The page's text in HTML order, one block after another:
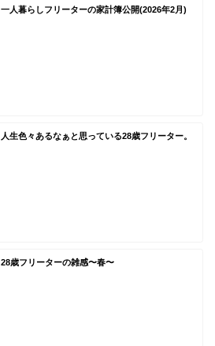
一人暮らしフリーターの家計簿公開(2026年2月)
人生色々あるなぁと思っている28歳フリーター。
28歳フリーターの雑感〜春〜